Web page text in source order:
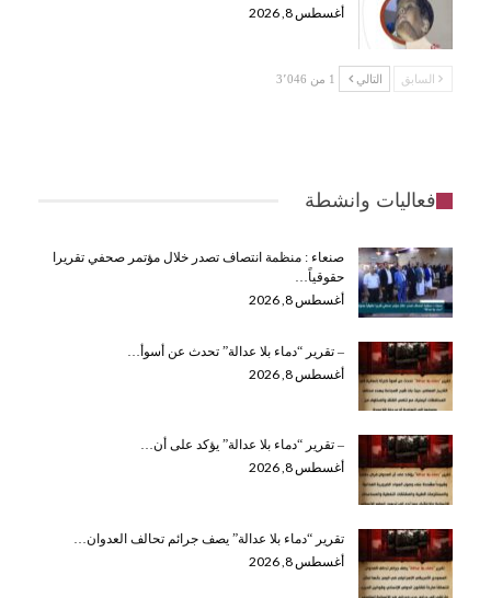
أغسطس 8, 2026
السابق التالي 1 من 3٬046
فعاليات وانشطة
صنعاء : منظمة انتصاف تصدر خلال مؤتمر صحفي تقريرا
حقوقياً…
أغسطس 8, 2026
– تقرير “دماء بلا عدالة” تحدث عن أسوأ…
أغسطس 8, 2026
– تقرير “دماء بلا عدالة” يؤكد على أن…
أغسطس 8, 2026
تقرير “دماء بلا عدالة” يصف جرائم تحالف العدوان…
أغسطس 8, 2026